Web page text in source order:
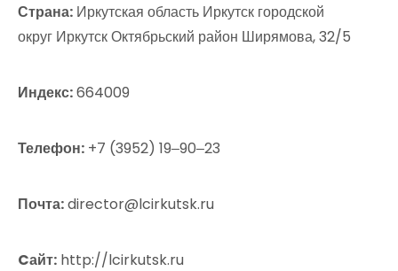
Страна: Иркутская область Иркутск городской
округ Иркутск Октябрьский район Ширямова, 32/5
Индекс:664009
Телефон: +7 (3952) 19‒90‒23
Почта:director@lcirkutsk.ru
Cайт: http://lcirkutsk.ru